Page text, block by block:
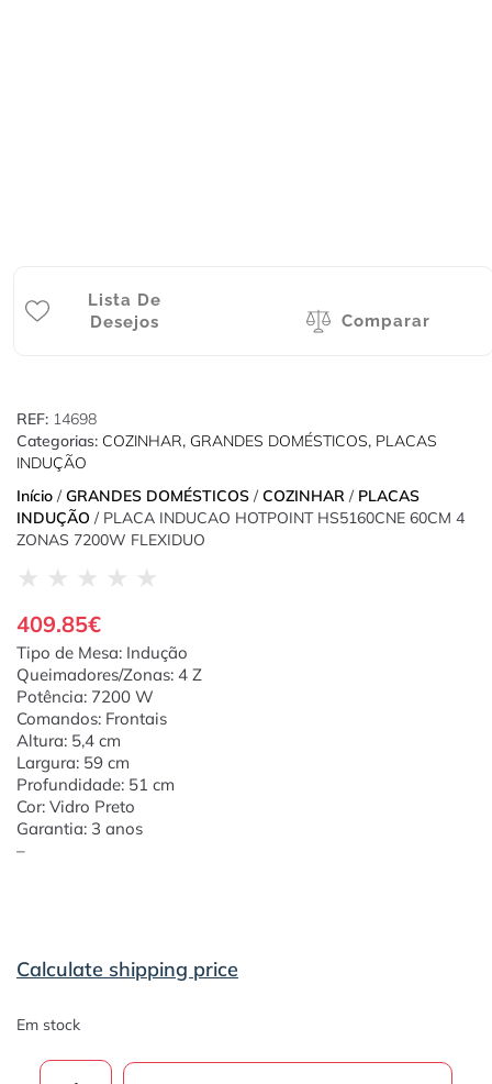
Lista De
Desejos
Comparar
REF: 14698
Categorias: COZINHAR, GRANDES DOMÉSTICOS, PLACAS
INDUÇÃO
Início / GRANDES DOMÉSTICOS / COZINHAR / PLACAS
INDUÇÃO / PLACA INDUCAO HOTPOINT HS5160CNE 60CM 4
ZONAS 7200W FLEXIDUO
★ ★ ★ ★ ★
409.85€
Tipo de Mesa: Indução
Queimadores/Zonas: 4 Z
Potência: 7200 W
Comandos: Frontais
Altura: 5,4 cm
Largura: 59 cm
Profundidade: 51 cm
Cor: Vidro Preto
Garantia: 3 anos
–
Calculate shipping price
Em stock